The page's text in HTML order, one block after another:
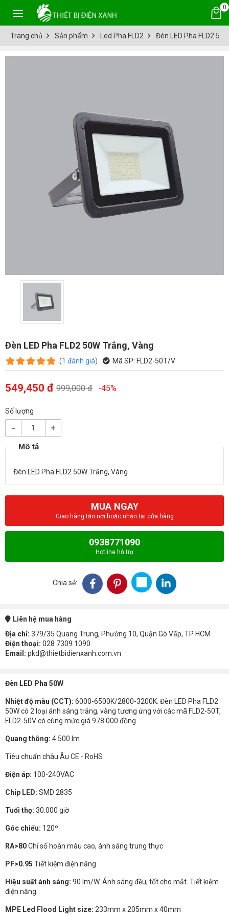
0
Trang chủ Sản phẩm Led Pha FLD2 Đèn LED Pha FLD2
Đèn LED Pha FLD2 50W Trắng, Vàng
(1 đánh giá) Mã SP: FLD2-50T/V
549,450 đ 999,000 đ -45%
Số lượng
- +
MUA NGAY
Giao hàng tận nơi hoặc nhận tại cửa hàng
0938771090
Hotline hỗ trợ
Chia sẻ:
Liên hệ mua hàng
Địa chỉ: 379/35 Quang Trung, Phường 10, Quận Gò Vấp, TP HCM
Điện thoại: 028 7309 1090
Email: pkd@thietbidienxanh.com.vn
Đèn LED Pha 50W
Nhiệt độ màu (CCT): 6000-6500K/2800-3200K. Đèn LED Pha FLD2
50W có 2 loại ánh sáng trắng, vàng tương ứng với các mã FLD2-50T,
FLD2-50V có cùng mức giá 978.000 đồng
Quang thông: 4.500 lm
Tiêu chuẩn châu Âu CE - RoHS
Điện áp: 100-240VAC
Chip LED: SMD 2835
Tuổi thọ: 30.000 giờ
Góc chiếu: 120º
RA>80Chỉ số hoàn màu cao, ánh sáng trung thực
PF>0.95 Tiết kiệm điện năng
Hiệu suất ánh sáng: 90 lm/W. Ánh sáng đều, tốt cho mắt. Tiết kiệm
điện năng.
MPE Led Flood Light size: 233mm x 205mm x 40mm